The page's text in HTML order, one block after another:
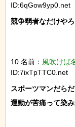
ID:6qGow9yp0.net
競争弱者なだけやろ
10 名前： 風吹けば
ID:7ixTpTTC0.net
スポーツマンだら
運動が苦痛って染